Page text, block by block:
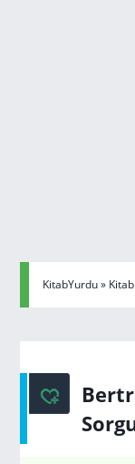
KitabYurdu» Kitab